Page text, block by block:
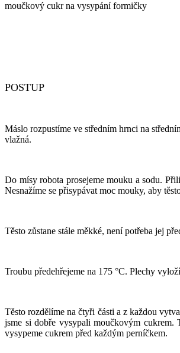
moučkový cukr na vysypání formičky
POSTUP
Máslo rozpustíme ve středním hrnci na
vlažná.
Do mísy robota prosejeme mouku a sodu.
Nesnažíme se přisypávat moc mouky, aby
Těsto zůstane stále měkké, není potřeba jej
Troubu předehřejeme na 175 °C. Plechy
Těsto rozdělíme na čtyři části a z každou
jsme si dobře vysypali moučkovým cukrem.
vysypeme cukrem před každým perníčkem.